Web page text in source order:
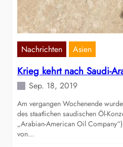
Nachrichten Asien
Krieg kehrt nach Saudi-
Sep. 18, 2019
Am vergangen Wochenende
des staatlichen saudischen Öl-
„Arabian-American Oil
von…